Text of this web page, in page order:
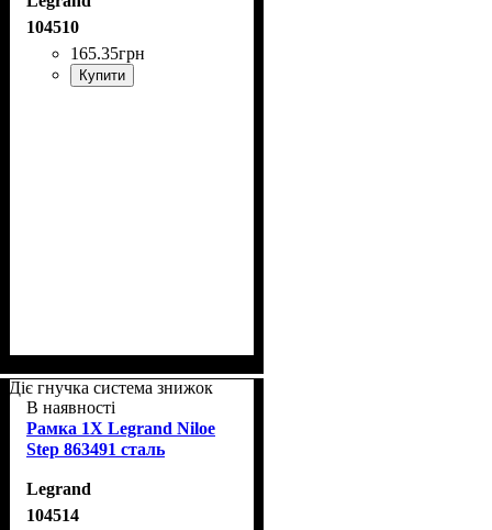
104510
165.35грн
Купити
Діє гнучка система знижок
В наявності
Рамка 1Х Legrand Niloe
Step 863491 сталь
Legrand
104514